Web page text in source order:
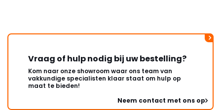
Vraag of hulp nodig bij uw bestelling?
Kom naar onze showroom waar ons team van
vakkundige specialisten klaar staat om hulp op
maat te bieden!
Neem contact met ons op